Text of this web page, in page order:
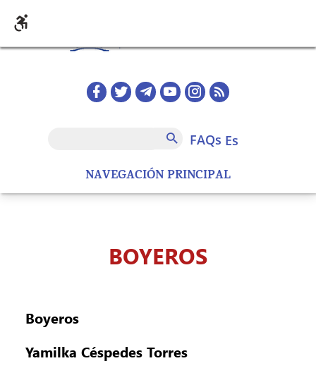
NAVEGACIÓN PRINCIPAL
Redes sociales home
FAQs
FAQs es
BOYEROS
Boyeros
Yamilka Céspedes Torres